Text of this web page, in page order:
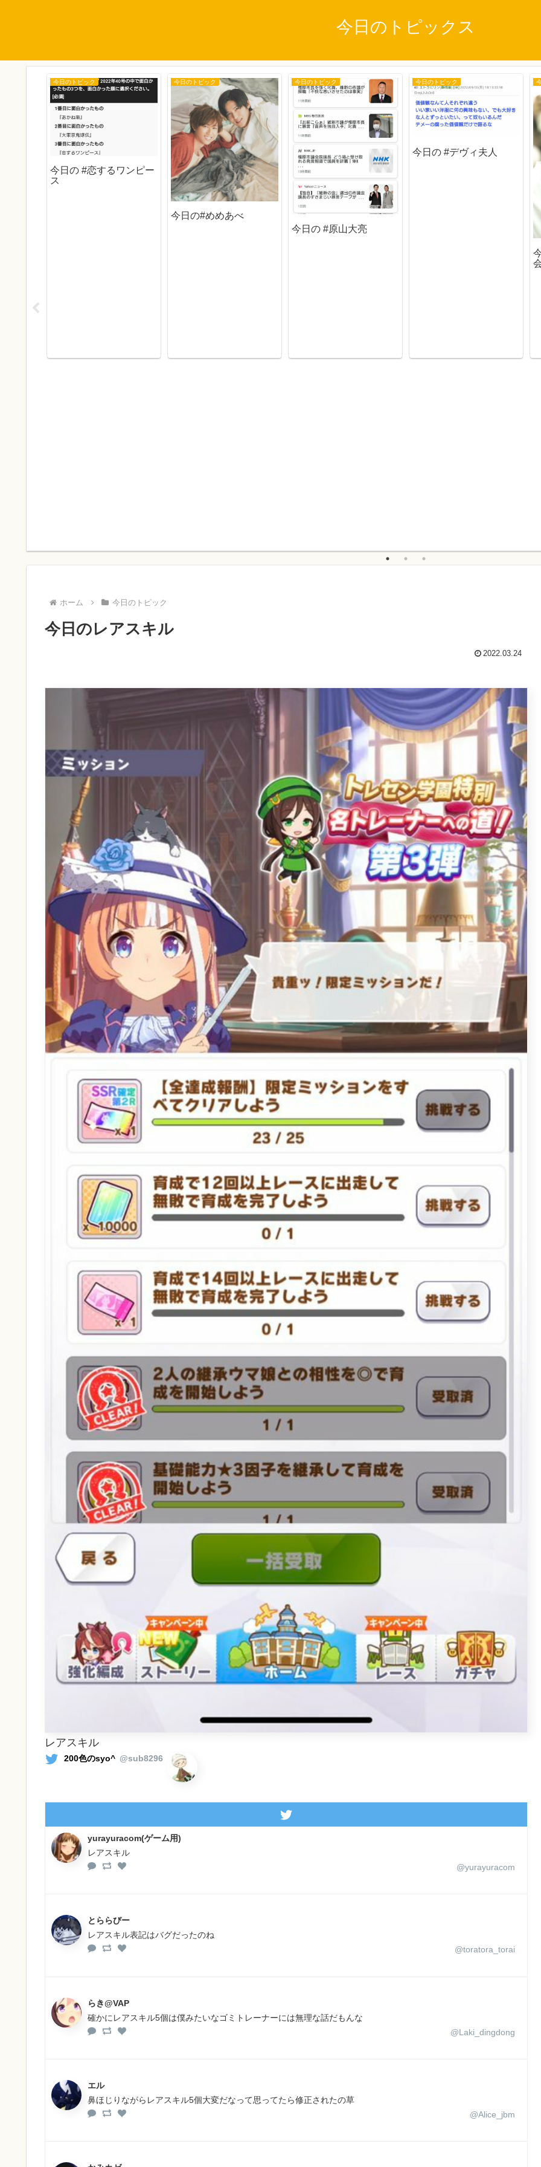
今日のトピックス
今日のトピック
今日の #恋するワンピー
ス
今日のトピック
今日の#めめあべ
今日のトピック
今日の #原山大亮
今日のトピック
今日の #デヴィ夫人
ホーム 今日のトピック
今日のレアスキル
2022.03.24
レアスキル
200色のsyo^ @sub8296
yurayuracom(ゲーム用)
レアスキル
@yurayuracom
とららびー
レアスキル表記はバグだったのね
@toratora_torai
らき@VAP
確かにレアスキル5個は僕みたいなゴミトレーナーには無理な話だもんな
@Laki_dingdong
エル
鼻ほじりながらレアスキル5個大変だなって思ってたら修正されたの草
@Alice_jbm